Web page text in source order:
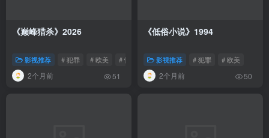
《巅峰猎杀》2026
影视推荐 # 犯罪 # 欧美 # 惊悚
2个月前 51
《低俗小说》1994
影视推荐 # 犯罪 # 欧美
2个月前 50